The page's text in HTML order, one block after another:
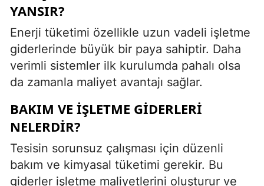
YANSIR?
Enerji tüketimi özellikle uzun vadeli işletme
giderlerinde büyük bir paya sahiptir. Daha
verimli sistemler ilk kurulumda pahalı olsa
da zamanla maliyet avantajı sağlar.
BAKIM VE İŞLETME GIDERLERI
NELERDIR?
Tesisin sorunsuz çalışması için düzenli
bakım ve kimyasal tüketimi gerekir. Bu
giderler işletme maliyetlerini oluşturur ve